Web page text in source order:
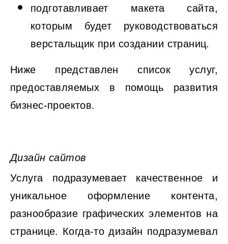
подготавливает макета сайта,
которым будет руководствоваться
верстальщик при создании страниц.
Ниже представлен список услуг,
предоставляемых в помощь развития
бизнес-проектов.
Дизайн сайтов
Услуга подразумевает качественное и
уникальное оформление контента,
разнообразие графических элементов на
странице. Когда-то дизайн подразумевал